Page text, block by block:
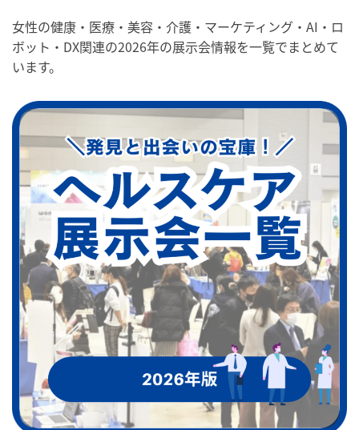
女性の健康・医療・美容・介護・マーケティング・AI・ロ
ボット・DX関連の2026年の展示会情報を一覧でまとめて
います。